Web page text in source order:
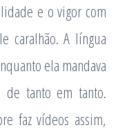
e o vigor com
caralhão. A língua
ela mandava
de tanto em tanto.
faz vídeos assim,